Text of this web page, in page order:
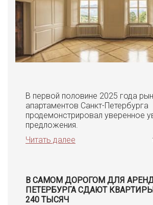
В первой половине 2025 года
апартаментов Санкт-Петербурга
продемонстрировал уверенное
предложения.
Читать далее
В САМОМ ДОРОГОМ ДЛЯ
ПЕТЕРБУРГА СДАЮТ
240 ТЫСЯЧ